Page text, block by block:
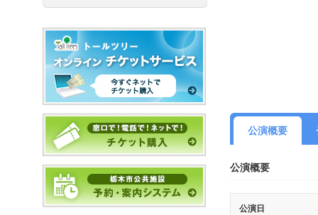
公演概要
公演概要
公演日